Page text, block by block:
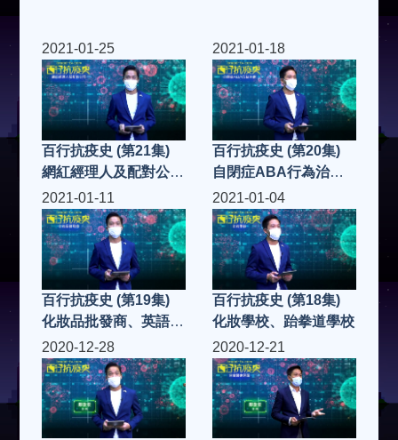
2021-01-25
百行抗疫史 (第21集)
網紅經理人及配對公
司、清拆還原
2021-01-18
百行抗疫史 (第20集)
自閉症ABA行為治
療、健康產品
2021-01-11
百行抗疫史 (第19集)
化妝品批發商、英語教
育
2021-01-04
百行抗疫史 (第18集)
化妝學校、跆拳道學校
2020-12-28
2020-12-21